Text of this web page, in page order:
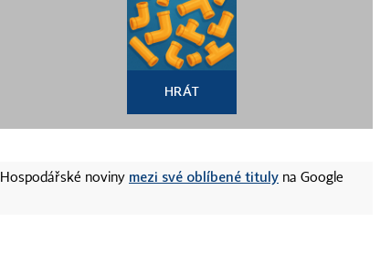
HRÁT
noviny mezi své oblíbené tituly na Google